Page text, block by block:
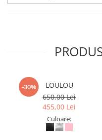
-30%
LOULOU
650,00 Lei
455,00 Lei
Culoare: